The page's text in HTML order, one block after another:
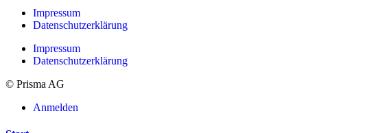
Impressum
Datenschutzerklärung
Impressum
Datenschutzerklärung
© Prisma AG
Anmelden